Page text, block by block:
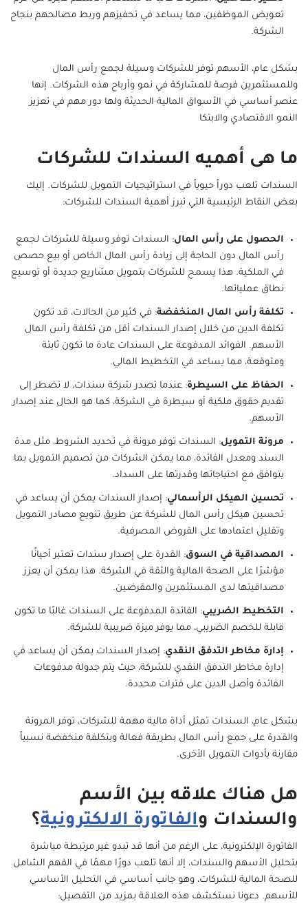
تعويض الموظفين، مما يساعد في تحفيزهم وربط مصالحهم بنجاح
الشركة.
بشكل عام، الأسهم توفر للشركات وسيلة لجمع رأس المال
وللمستثمرين فرصة للمشاركة في نمو وأرباح هذه الشركات. إنها
عنصر أساسي في الأسواق المالية الحديثة ولها دور مهم في تعزيز
النمو الاقتصادي والابتكا
ما هى أهميه السندات للشركات
السندات تلعب دوراً حيوياً في استراتيجيات التمويل للشركات. إليك
بعض النقاط الرئيسية التي تبرز أهمية السندات للشركات:
الحصول على رأس المال: السندات توفر وسيلة للشركات لجمع
رأس المال دون الحاجة إلى زيادة رأس المال الخاص أو بيع حصص
في الملكية. هذا يسمح للشركات بتمويل مشاريع جديدة أو توسيع
نطاق عملياتها.
تكلفة رأس المال المنخفضة: في كثير من الحالات، قد تكون
تكلفة الدين من خلال إصدار السندات أقل من تكلفة رأس المال
الأسهم. الفوائد المدفوعة على السندات عادة ما تكون ثابتة
ومتوقعة، مما يساعد في التخطيط المالي.
الحفاظ على السيطرة: عندما تصدر شركة سندات، لا تضطر إلى
تقديم حقوق ملكية أو سيطرة في الشركة، كما هو الحال عند إصدار
الأسهم.
مرونة التمويل: السندات توفر مرونة في تحديد الشروط، مثل مدة
السند ومعدل الفائدة، مما يمكن الشركات من تصميم التمويل بما
يتوافق مع احتياجاتها وقدرتها على السداد.
تحسين الهيكل الرأسمالي: إصدار السندات يمكن أن يساعد في
تحسين هيكل رأس المال للشركة عن طريق تنويع مصادر التمويل
وتقليل اعتمادها على القروض المصرفية.
المصداقية في السوق: القدرة على إصدار سندات تعتبر أحيانًا
مؤشرًا على الصحة المالية والثقة في الشركة. هذا يمكن أن يعزز
مصداقيتها لدى المستثمرين والمقرضين.
التخطيط الضريبي: الفائدة المدفوعة على السندات غالبًا ما تكون
قابلة للخصم الضريبي، مما يوفر ميزة ضريبية للشركة.
إدارة مخاطر التدفق النقدي: إصدار السندات يمكن أن يساعد في
إدارة مخاطر التدفق النقدي للشركة، حيث يتم جدولة مدفوعات
الفائدة وأصل الدين على فترات محددة.
بشكل عام، السندات تمثل أداة مالية مهمة للشركات، توفر المرونة
والقدرة على جمع رأس المال بطريقة فعالة وبتكلفة منخفضة نسبياً
مقارنة بأدوات التمويل الأخرى.
هل هناك علاقه بين الأسم
والسندات والفاتورة الالكترونية؟
الفاتورة الإلكترونية، على الرغم من أنها قد تبدو غير مرتبطة مباشرة
بتحليل الأسهم والسندات، إلا أنها تلعب دورًا مهمًا في الفهم الشامل
للصحة المالية للشركات، وهو جانب أساسي في التحليل الأساسي
للأسهم. دعونا نستكشف هذه العلاقة بمزيد من التفصيل: